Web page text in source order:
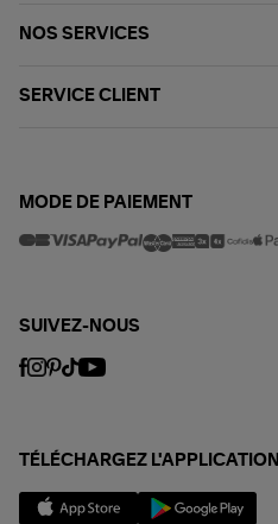
NOS SERVICES
SERVICE CLIENT
MODE DE PAIEMENT
SUIVEZ-NOUS
TÉLÉCHARGEZ L'APPLICATION